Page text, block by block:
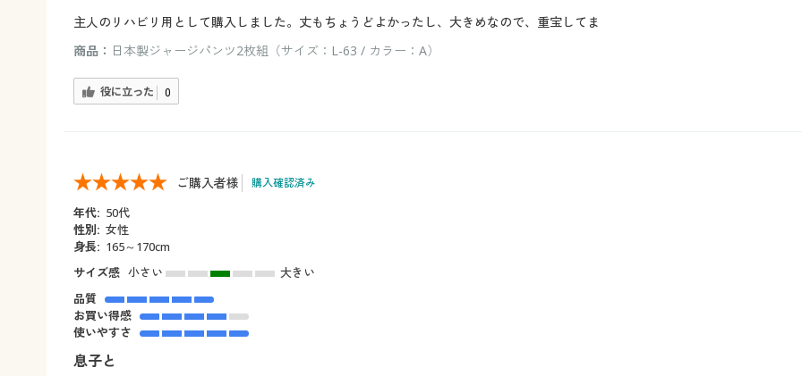
主人のリハビリ用として購入しました。丈もちょうどよかったし、大きめなので、重宝してま
商品： 日本製ジャージパンツ2枚組（サイズ：L-63 / カラー：A）
役に立った 0
ご購入者様 購入確認済み
年代: 50代
性別: 女性
身長: 165～170cm
サイズ感 小さい
大きい
品質
お買い得感
使いやすさ
息子と